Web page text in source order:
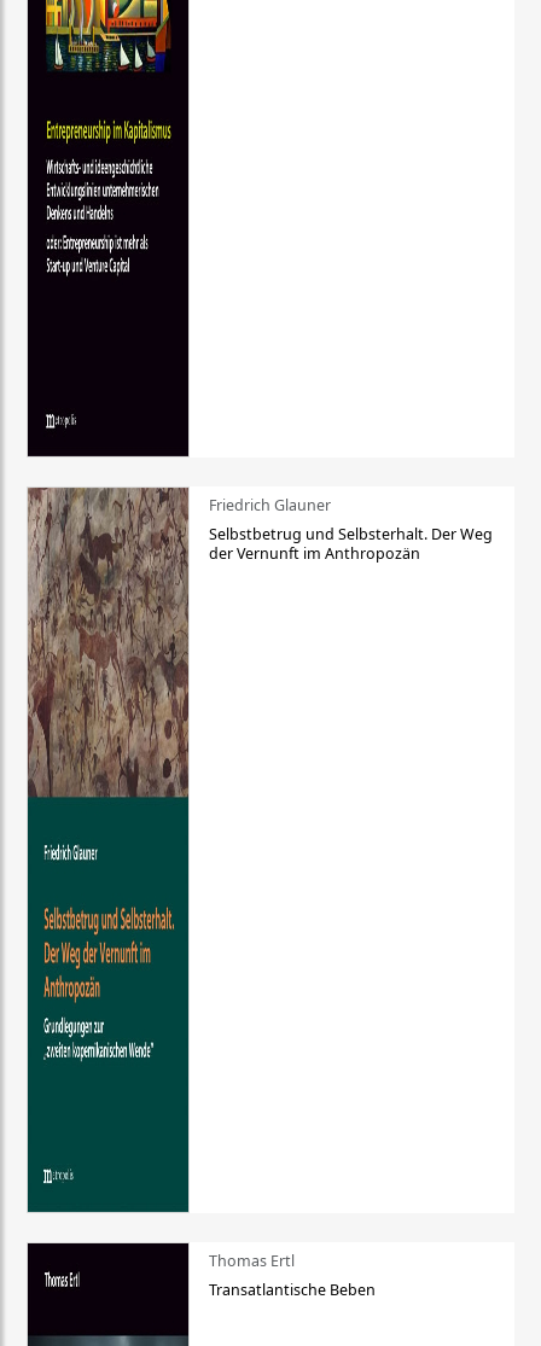
Friedrich Glauner
Selbstbetrug und Selbsterhalt. Der Weg
der Vernunft im Anthropozän
Thomas Ertl
Transatlantische Beben